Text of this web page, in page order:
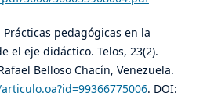
pedagógicas en la
el eje didáctico. Telos, 23(2).
Belloso Chacín, Venezuela.
. DOI: